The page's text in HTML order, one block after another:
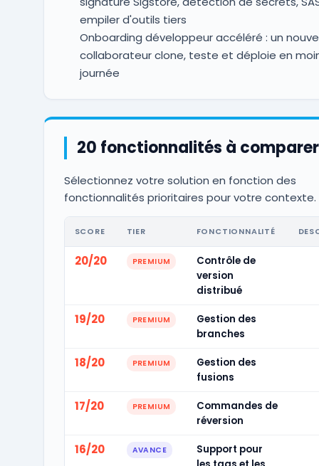
empiler d'outils tiers
Onboarding développeur accéléré : un
collaborateur clone, teste et déploie en
journée
20 fonctionnalités à comparer
Sélectionnez votre solution en fonction des
fonctionnalités prioritaires pour votre contexte.
SCORE TIER FONCTIONNALITÉ
20/20 PREMIUM
Contrôle de
version
distribué
19/20 PREMIUM
Gestion des
branches
18/20 PREMIUM
Gestion des
fusions
17/20 PREMIUM
Commandes de
réversion
16/20 AVANCE
Support pour